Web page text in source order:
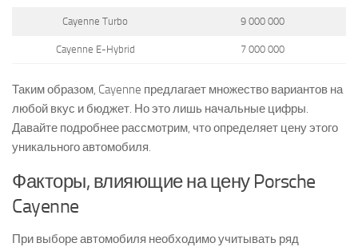
Cayenne Turbo 9 000 000
Cayenne E-Hybrid 7 000 000
Таким образом, Cayenne предлагает множество вариантов на
любой вкус и бюджет. Но это лишь начальные цифры.
Давайте подробнее рассмотрим, что определяет цену этого
уникального автомобиля.
Факторы, влияющие на цену Porsche
Cayenne
При выборе автомобиля необходимо учитывать ряд